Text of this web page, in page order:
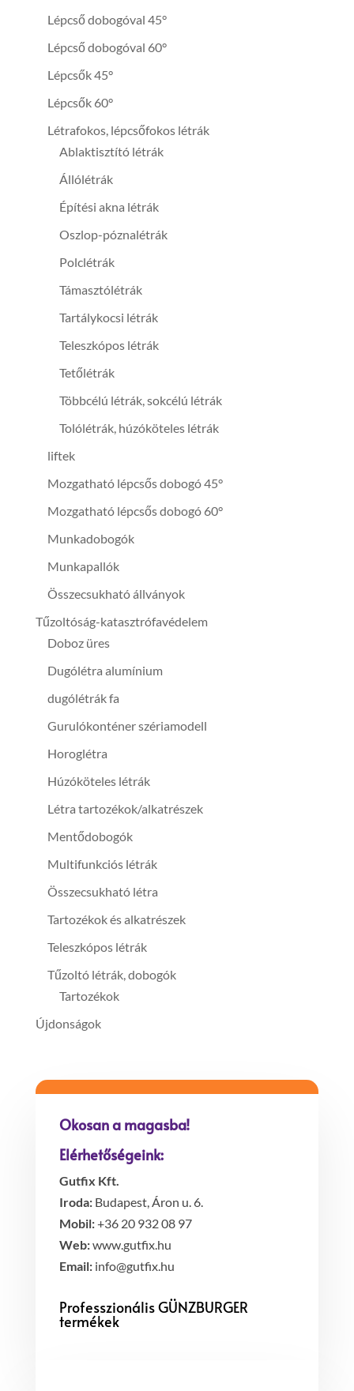
Lépcső dobogóval 45°
Lépcső dobogóval 60°
Lépcsők 45°
Lépcsők 60°
Létrafokos, lépcsőfokos létrák
Ablaktisztító létrák
Állólétrák
Építési akna létrák
Oszlop-póznalétrák
Polclétrák
Támasztólétrák
Tartálykocsi létrák
Teleszkópos létrák
Tetőlétrák
Többcélú létrák, sokcélú létrák
Tolólétrák, húzóköteles létrák
liftek
Mozgatható lépcsős dobogó 45°
Mozgatható lépcsős dobogó 60°
Munkadobogók
Munkapallók
Összecsukható állványok
Tűzoltóság-katasztrófavédelem
Doboz üres
Dugólétra alumínium
dugólétrák fa
Gurulókonténer szériamodell
Horoglétra
Húzóköteles létrák
Létra tartozékok/alkatrészek
Mentődobogók
Multifunkciós létrák
Összecsukható létra
Tartozékok és alkatrészek
Teleszkópos létrák
Tűzoltó létrák, dobogók
Tartozékok
Újdonságok
Okosan a magasba!
Elérhetőségeink:
Gutfix Kft.
Iroda:Budapest, Áron u. 6.
Mobil:+36 20 932 08 97
Web:www.gutfix.hu
Email: info@gutfix.hu
Professzionális GÜNZBURGER
termékek